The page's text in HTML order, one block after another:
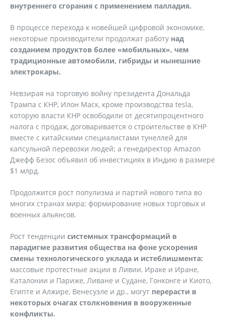
внутреннего сгорания с применением палладия.
В процессе перехода к новейшей цифровой экономике,
некоторые производители продолжат работу над
созданием продуктов более «мобильных», чем
традиционные автомобили, гибриды и нынешние
электрокары.
Невзирая на торговую войну президента Дональда
Трампа с КНР, Илон Маск, кроме производства tesla,
которую власти КНР освободили от десятипроцентного
налога с продаж, договаривается о строительстве в КНР
вместе с китайскими специалистами тунеллей для
капсульной перевозки людей; а генедиректор Amazon
Джефф Безос объявил об инвестициях в Индию в размере
$1 млрд.
Продолжится рост популизма и партий нового типа во
многих странах мира; формирование новых торговых и
военных альянсов.
Рост тенденции системных трансформаций в
парадигме развития общества на фоне ускорения
смены технологического уклада и истеблишмента:
массовые протестные акции в Ливии, Ираке и Иране,
Каталонии и Париже, Ливане и Судане, Гонконге и Киото,
Египте и Алжире, Венесуэле и др., могут перерасти в
некоторых очагах столкновения в вооруженные
конфликты.